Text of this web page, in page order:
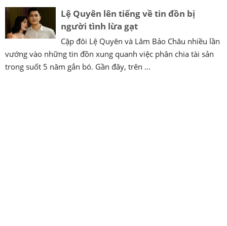
Lệ Quyên lên tiếng về tin đồn bị
người tình lừa gạt
Cặp đôi Lệ Quyên và Lâm Bảo Châu nhiều lần
vướng vào những tin đồn xung quanh việc phân chia tài sản
trong suốt 5 năm gắn bó. Gần đây, trên ...